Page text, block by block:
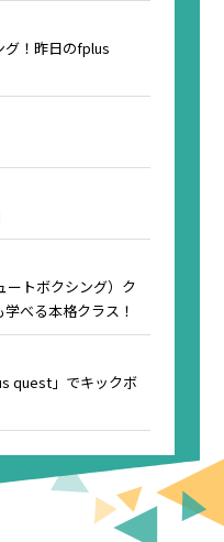
グ！昨日のfplus
ートボクシング）ク
べる本格クラス！
quest」でキックボ